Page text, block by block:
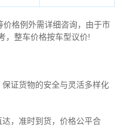
格例外需详细咨询，由于市
，整车价格按车型议价!
证货物的安全与灵活多样化
，准时到货，价格公平合